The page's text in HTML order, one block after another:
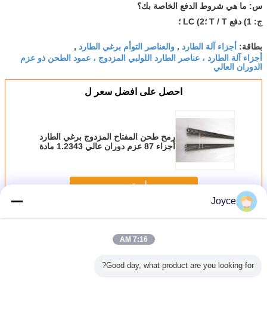
س: ما هي شروط الدفع الخاصة بك؟
ج: 1) دفع T / T ؛2) LC ؛
بطاقة: أجزاء آلة الطارد , والعناصر التوأم برغي الطارد ,
أجزاء آلة الطارد ، عناصر الطارد اللولبي المزدوج ، عمود الطحن ذو عزم
الدوران العالي
احصل على افضل سعر ل
رمح طحن المفتاح المزدوج برغي الطارد
أجزاء 87 عزم دوران عالي 1.2343 مادة
استمر
أكثرالتوأم برغي الطارد أجزاء
Joyce
7:16 AM
Good day, what product are you looking for?